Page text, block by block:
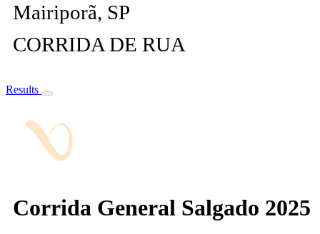
Mairiporã, SP
CORRIDA DE RUA
Results
Corrida General Salgado 2025